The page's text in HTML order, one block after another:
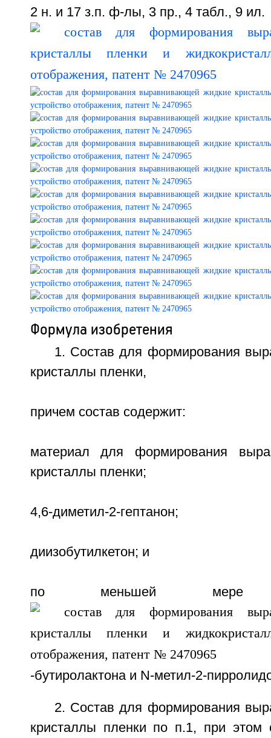
2 н. и 17 з.п. ф-лы, 3 пр., 4 табл., 9 ил.
Формула изобретения
1. Состав для формирования
кристаллы пленки,
причем состав содержит:
материал для формирования
кристаллы пленки;
4,6-диметил-2-гептанон;
диизобутилкетон; и
по меньшей
-бутиролактона и N-метил-2-
2. Состав для формирования
кристаллы пленки по п.1, при этом